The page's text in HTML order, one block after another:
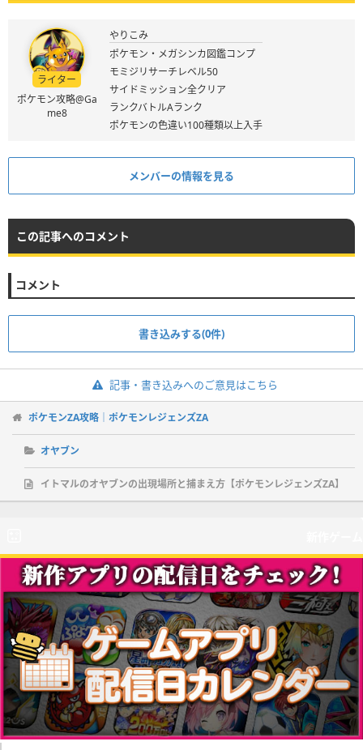
ライター
ポケモン攻略@Ga
me8
やりこみ
ポケモン・メガシンカ図鑑コンプ
モミジリサーチレベル50
サイドミッション全クリア
ランクバトルAランク
ポケモンの色違い100種類以上入手
メンバーの情報を見る
この記事へのコメント
コメント
書き込みする(0件)
記事・書き込みへのご意見はこちら
ポケモンZA攻略｜ポケモンレジェンズZA
オヤブン
イトマルのオヤブンの出現場所と捕まえ方【ポケモンレジェンズZA】